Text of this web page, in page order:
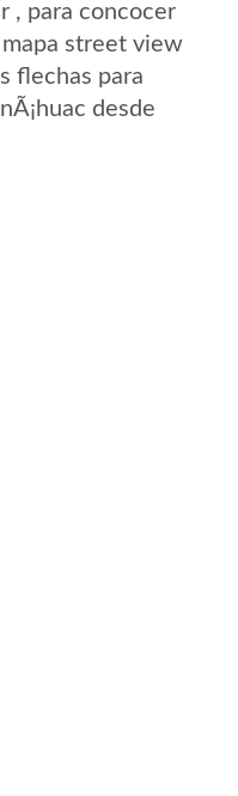
, para concocer
street view
flechas para
desde